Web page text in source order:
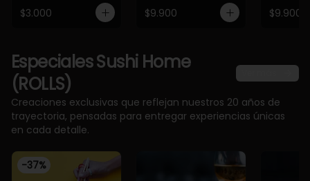
$3.000 $9.900 $9.900
Especiales Sushi Home
(ROLLS)
Creaciones exclusivas que reflejan nuestros 20 años de
trayectoria, pensadas para entregar experiencias únicas
en cada detalle.
-37%